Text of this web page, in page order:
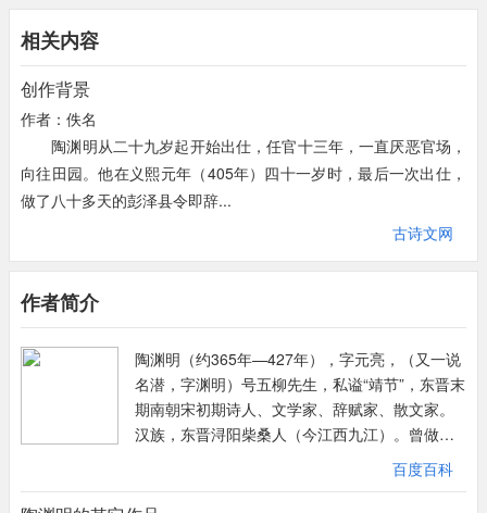
《归园田居》是一个不可分割的有机整体。其所以是如此，不仅在
于每首诗分别从辞官场，聚亲朋，乐农事，访故旧，欢夜饮几个侧
面描绘了诗人丰富充实的隐居生活，更重要的是，就其所抒发的感
情而言，是以质性自然，乐在其中的情趣来贯穿这一组诗篇的。诗
中虽有感情的动荡，转折，但那种欢愉，达观的明朗色彩是辉映全
篇的。
第一首诗主要是以追悔开始，以庆幸结束，追悔自己“误落尘
网”、“久在樊笼”的压抑与痛苦，庆幸自己终“归园田”、复“返自
然”的惬意与欢欣，真切表达了诗人对污浊官场的厌恶，对山林隐
居生活的无限向往与怡然陶醉。
应酬、钻营取巧的那种情态、那种本领，这是诗人从来就未曾学会
然，似乎有一种内在的共通之处，所以“爱丘山”。前二句表露了作
者清高孤傲、与世不合的性格，看破官场后，执意离开，对官场黑
暗的不满和绝望。为全诗定下一个基调，同时又是一个伏笔，它是
诗人进入官场却终于辞官归田的根本原因。
“误落尘网中，一去三十年。”人生常不得已。作为一个官宦人家的
子弟，步入仕途乃是通常的选择；作为一个熟读儒家经书、欲在社
名句。开篇二句即表明自己异于世俗的禀性：爱丘山。一“误”字
一“尘网”的比喻，写出诗人对仁途官场的厌倦，所谓“心为形役”是
也。由开荒守拙二句始下十二句，以乡村特有的景观作为寄寓本性
之意象，固然是生活其中，但更多的是诗人关照的对象，更多的是
以审美眼光看待。久在句照应三四句，末句照应一二句。全诗结构
不着痕迹而浑然一体。
相关内容
创作背景
作者：佚名
陶渊明从二十九岁起开始出仕，任官十三年，一直厌恶官场，
向往田园。他在义熙元年（405年）四十一岁时，最后一次出仕，
做了八十多天的彭泽县令即辞...
古诗文网
作者简介
陶渊明（约365年—427年），字元亮，（又一说
名潜，字渊明）号五柳先生，私谥“靖节”，东晋末
期南朝宋初期诗人、文学家、辞赋家、散文家。
汉族，东晋浔阳柴桑人（今江西九江）。曾做过
几年小官，后因厌烦官场辞官回家，从此隐居，
田园生活是陶渊明诗的主要题材，相关作品有
《饮酒》《归园田居》《桃花源记》《五柳先生
百度百科